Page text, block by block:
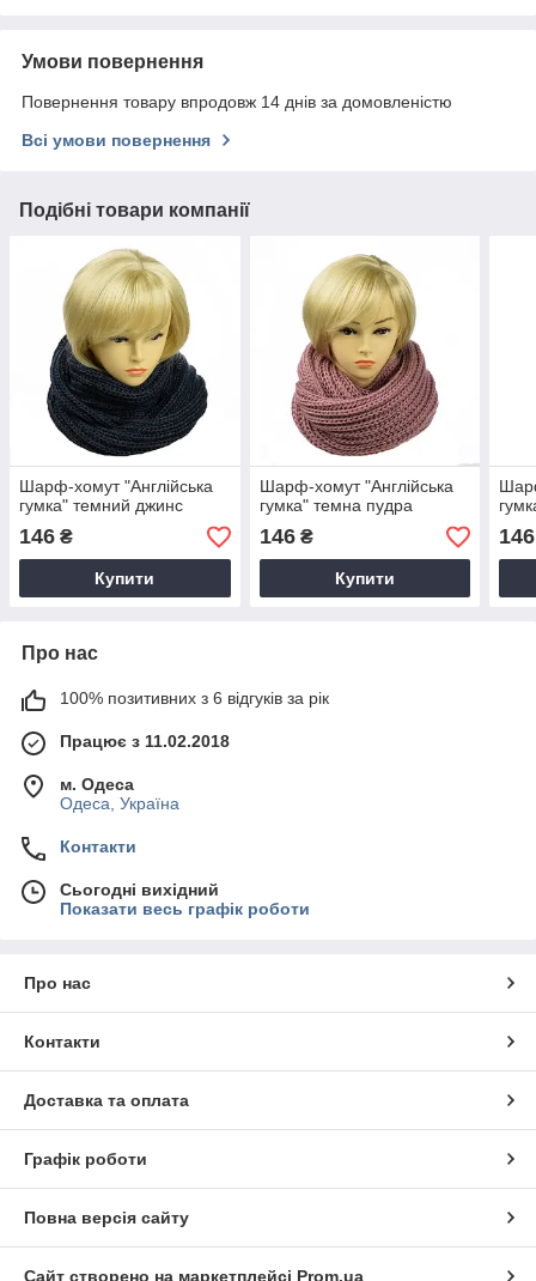
Умови повернення
Повернення товару впродовж 14 днів за домовленістю
Всі умови повернення
Подібні товари компанії
Шарф-хомут "Англійська
гумка" темний джинс
146 ₴
Купити
Шарф-хомут "Англійська
гумка" темна пудра
146₴
Купити
146
Про нас
100% позитивних з 6 відгуків за рік
Працює з 11.02.2018
м. Одеса
Одеса, Україна
Контакти
Сьогодні вихідний
Показати весь графік роботи
Про нас
Контакти
Доставка та оплата
Графік роботи
Повна версія сайту
Сайт створено на маркетплейсі Prom.ua